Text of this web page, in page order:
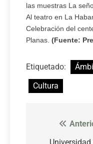
las muestras La
Al teatro en La
Celebración del
Planas. (Fuente:
Etiquetado:
Cultura